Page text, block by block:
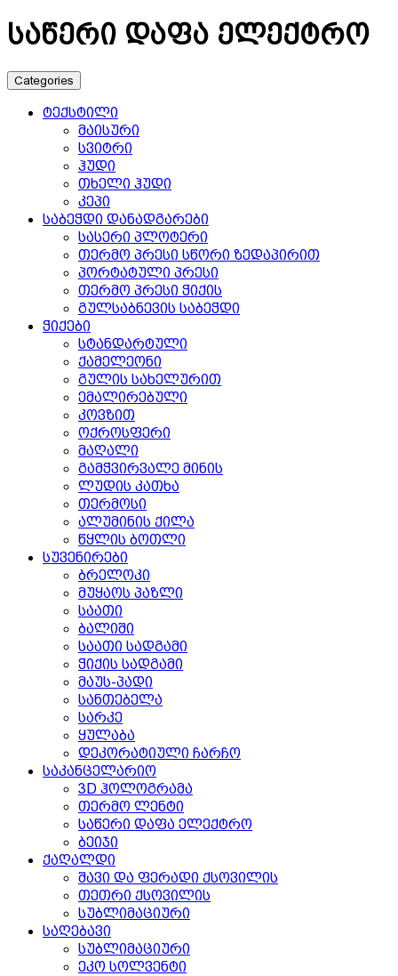
საწერი დაფა ელექტრო
Categories
ტექსტილი
მაისური
სვიტრი
ჰუდი
თხელი ჰუდი
კეპი
საბეჭდი დანადგარები
სასერი პლოტერი
თერმო პრესი სწორი ზედაპირით
პორტატული პრესი
თერმო პრესი ჭიქის
გულსაბნევის საბეჭდი
ჭიქები
სტანდარტული
ქამელეონი
გულის სახელურით
ემალირებული
კოვზით
ოქროსფერი
მაღალი
გამჭვირვალე მინის
ლუდის კათხა
თერმოსი
ალუმინის ქილა
წყლის ბოთლი
სუვენირები
ბრელოკი
მუყაოს პაზლი
საათი
ბალიში
საათი სადგამი
ჭიქის სადგამი
მაუს-პადი
სანთებელა
სარკე
ყულაბა
დეკორატიული ჩარჩო
საკანცელარიო
3D ჰოლოგრამა
თერმო ლენტი
საწერი დაფა ელექტრო
ბეიჯი
ქაღალდი
შავი და ფერადი ქსოვილის
თეთრი ქსოვილის
სუბლიმაციური
საღებავი
სუბლიმაციური
ეკო სოლვენტი